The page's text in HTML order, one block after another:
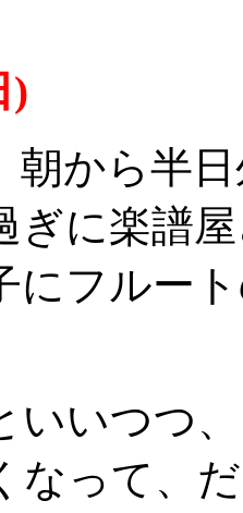
)
から半
ぎに楽譜
にフルー
いつつ
なって、